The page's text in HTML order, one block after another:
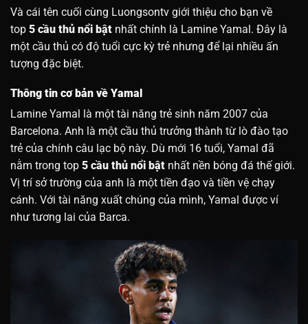
Và cái tên cuối cùng Luongsontv giới thiệu cho bạn về
top 5 cầu thủ nổi bật nhất chính là Lamine Yamal. Đây là
một cầu thủ có độ tuổi cực kỳ trẻ nhưng để lại nhiều ấn
tượng đặc biệt.
Thông tin cơ bản về Yamal
Lamine Yamal là một tài năng trẻ sinh năm 2007 của
Barcelona. Anh là một cầu thủ trưởng thành từ lò đào tạo
trẻ của chính câu lạc bộ này. Dù mới 16 tuổi, Yamal đã
nằm trong top 5 cầu thủ nổi bật nhất nền bóng đá thế giới.
Vị trí sở trường của anh là một tiền đạo và tiền vệ chạy
cánh. Với tài năng xuất chúng của mình, Yamal được ví
như tương lai của Barca.